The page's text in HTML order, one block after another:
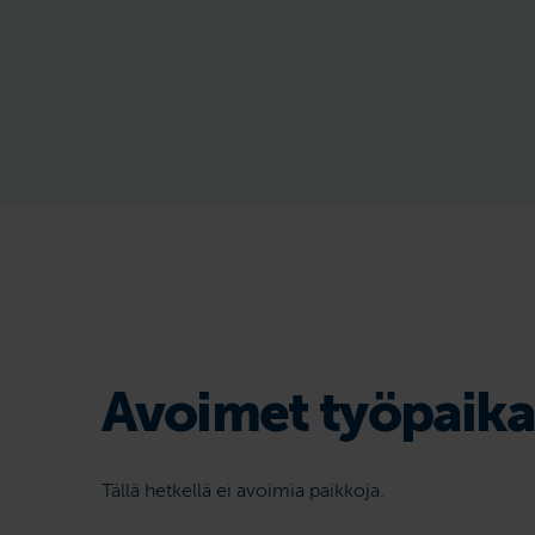
Avoimet
Tällä hetkellä ei avoimia paikkoja.